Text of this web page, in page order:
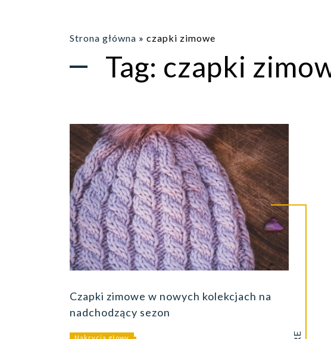
Strona główna » czapki zimowe
Tag: czapki
Czapki zimowe w nowych kolekcjach na
nadchodzący sezon